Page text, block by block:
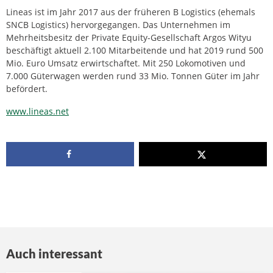
Lineas ist im Jahr 2017 aus der früheren B Logistics (ehemals
SNCB Logistics) hervorgegangen. Das Unternehmen im
Mehrheitsbesitz der Private Equity-Gesellschaft Argos Wityu
beschäftigt aktuell 2.100 Mitarbeitende und hat 2019 rund 500
Mio. Euro Umsatz erwirtschaftet. Mit 250 Lokomotiven und
7.000 Güterwagen werden rund 33 Mio. Tonnen Güter im Jahr
befördert.
www.lineas.net
Auch interessant